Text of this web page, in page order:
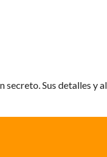
secreto. Sus detalles